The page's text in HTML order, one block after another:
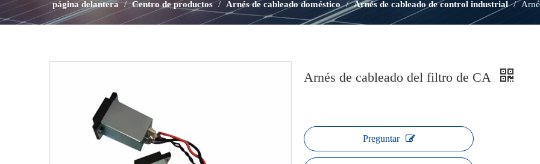
página delantera / Centro de productos / Arnés de cableado doméstico / Arnés de cableado de control industrial /
Arnés de cableado del filtro de CA
Preguntar